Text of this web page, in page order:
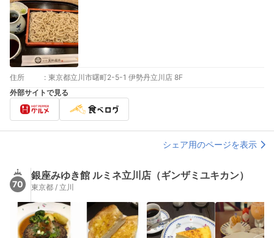
住所 : 東京都立川市曙町2-5-1 伊勢丹立川店 8F
外部サイトで見る
シェア用のページを表示
70
銀座みゆき館 ルミネ立川店（ギンザミユキカン）
東京都 / 立川